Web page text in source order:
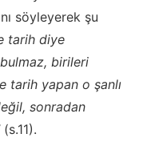
söyleyerek şu
tarih diye
bulmaz, birileri
tarih yapan o şanlı
sonradan
(s.11).